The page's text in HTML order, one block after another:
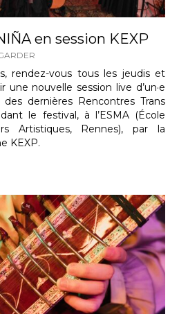
en session KEXP
rendez-vous tous les jeudis et
une nouvelle session live d’un·e
dernières Rencontres Trans
le festival, à l’ESMA (École
Artistiques, Rennes), par la
KEXP.